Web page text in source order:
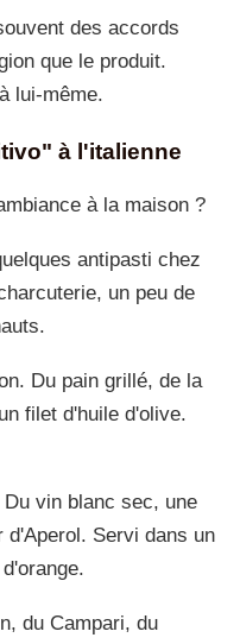
des accords
que le produit.
lui-même.
à l'italienne
à la maison ?
antipasti chez
un peu de
Du pain grillé, de la
filet d'huile d'olive.
vin blanc sec, une
d'Aperol. Servi dans un
du Campari, du